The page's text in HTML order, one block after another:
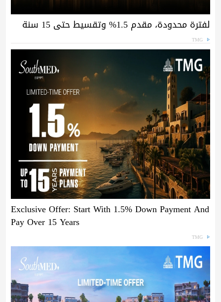
لفترة محدودة، مقدم 1.5% وتقسيط حتى 15 سنة
TMG
Exclusive Offer: Start With 1.5% Down Payment And
Pay Over 15 Years
TMG